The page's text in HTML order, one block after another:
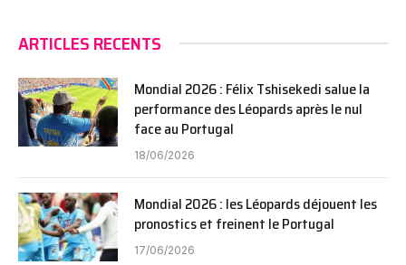
ARTICLES RECENTS
Mondial 2026 : Félix Tshisekedi salue la
performance des Léopards après le nul
face au Portugal
18/06/2026
Mondial 2026 : les Léopards déjouent les
pronostics et freinent le Portugal
17/06/2026